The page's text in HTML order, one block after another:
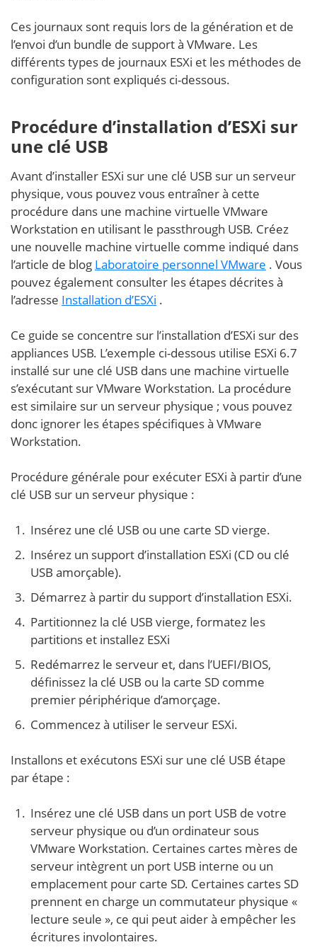
Ces journaux sont requis lors de la génération et de
l’envoi d’un bundle de support à VMware. Les
différents types de journaux ESXi et les méthodes de
configuration sont expliqués ci-dessous.
Procédure d’installation d’ESXi sur
une clé USB
Avant d’installer ESXi sur une clé USB sur un serveur
physique, vous pouvez vous entraîner à cette
procédure dans une machine virtuelle VMware
Workstation en utilisant le passthrough USB. Créez
une nouvelle machine virtuelle comme indiqué dans
l’article de blog Laboratoire personnel VMware . Vous
pouvez également consulter les étapes décrites à
l’adresse Installation d’ESXi .
Ce guide se concentre sur l’installation d’ESXi sur des
appliances USB. L’exemple ci-dessous utilise ESXi 6.7
installé sur une clé USB dans une machine virtuelle
s’exécutant sur VMware Workstation. La procédure
est similaire sur un serveur physique ; vous pouvez
donc ignorer les étapes spécifiques à VMware
Workstation.
Procédure générale pour exécuter ESXi à partir d’une
clé USB sur un serveur physique :
Insérez une clé USB ou une carte SD vierge.
Insérez un support d’installation ESXi (CD ou clé
USB amorçable).
Démarrez à partir du support d’installation ESXi.
Partitionnez la clé USB vierge, formatez les
partitions et installez ESXi
Redémarrez le serveur et, dans l’UEFI/BIOS,
définissez la clé USB ou la carte SD comme
premier périphérique d’amorçage.
Commencez à utiliser le serveur ESXi.
Installons et exécutons ESXi sur une clé USB étape
par étape :
Insérez une clé USB dans un port USB de votre
serveur physique ou d’un ordinateur sous
VMware Workstation. Certaines cartes mères de
serveur intègrent un port USB interne ou un
emplacement pour carte SD. Certaines cartes SD
prennent en charge un commutateur physique «
lecture seule », ce qui peut aider à empêcher les
écritures involontaires.